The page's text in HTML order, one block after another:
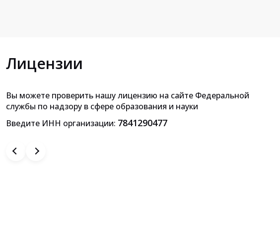
Лицензии
Вы можете проверить нашу лицензию на сайте Федеральной
службы по надзору в сфере образования и науки
Введите ИНН организации: 7841290477
Приложение к лицензии на осуществление
образовательной деятельности